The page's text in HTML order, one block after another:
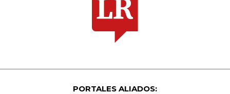
PORTALES ALIADOS: